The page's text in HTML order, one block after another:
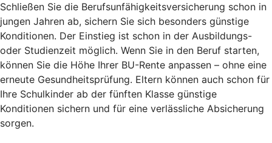
Schließen Sie die Berufsunfähigkeitsversicherung schon in
jungen Jahren ab, sichern Sie sich besonders günstige
Konditionen. Der Einstieg ist schon in der Ausbildungs-
oder Studienzeit möglich. Wenn Sie in den Beruf starten,
können Sie die Höhe Ihrer BU-Rente anpassen – ohne eine
erneute Gesundheitsprüfung. Eltern können auch schon für
Ihre Schulkinder ab der fünften Klasse günstige
Konditionen sichern und für eine verlässliche Absicherung
sorgen.